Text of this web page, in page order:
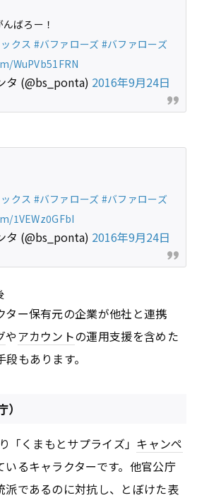
ばろー！
クス #バファローズ #バファローズ
WuPVb51FRN
タ (@bs_ponta) 2016年9月24日
クス #バファローズ #バファローズ
1VEWz0GFbI
タ (@bs_ponta) 2016年9月24日
ター保有元の企業が他社と連携
やアカウントの運用支援を含めた
もあります。
「くまもとサプライズ」 キャンペ
いるキャラクターです。他官公庁
派であるのに対抗し、とぼけた表